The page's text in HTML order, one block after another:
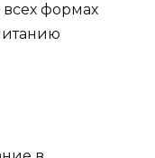
формах